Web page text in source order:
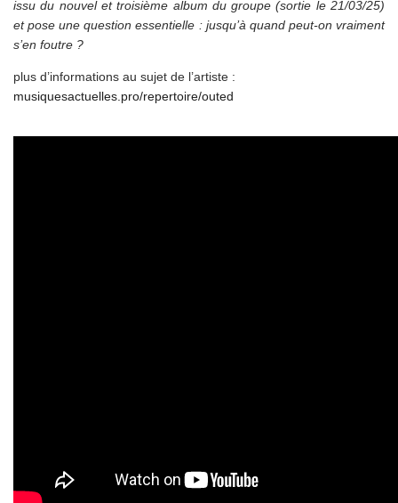
issu du nouvel et troisième album du groupe (sortie le 21/03/25)
et pose une question essentielle : jusqu’à quand peut-on vraiment
s’en foutre ?
plus d’informations au sujet de l’artiste :
musiquesactuelles.pro/repertoire/outed